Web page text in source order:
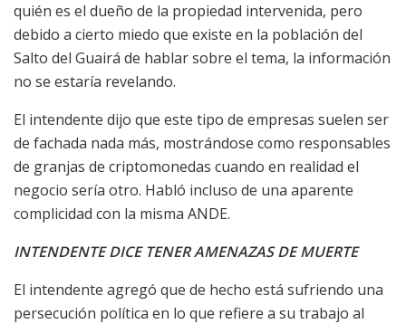
quién es el dueño de la propiedad intervenida, pero
debido a cierto miedo que existe en la población del
Salto del Guairá de hablar sobre el tema, la información
no se estaría revelando.
El intendente dijo que este tipo de empresas suelen ser
de fachada nada más, mostrándose como responsables
de granjas de criptomonedas cuando en realidad el
negocio sería otro. Habló incluso de una aparente
complicidad con la misma ANDE.
INTENDENTE DICE TENER AMENAZAS DE MUERTE
El intendente agregó que de hecho está sufriendo una
persecución política en lo que refiere a su trabajo al